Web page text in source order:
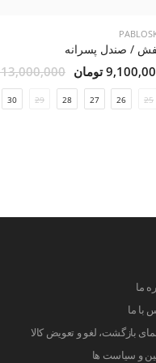
/ صندل پسرانه
تومان 13,000,000 تومان
25
26
27
28
29
30
ما
با ما
بازگشت، لغو و تعویض کالا
و سیاست ها